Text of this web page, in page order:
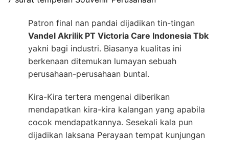
Patron final nan pandai dijadikan tin-tingan
Vandel Akrilik PT Victoria Care Indonesia Tbk
yakni bagi industri. Biasanya kualitas ini
berkenaan ditemukan lumayan sebuah
perusahaan-perusahaan buntal.
Kira-Kira tertera mengenai diberikan
mendapatkan kira-kira kalangan yang apabila
cocok mendapatkannya. Sesekali kala pun
dijadikan laksana Perayaan tempat kunjungan